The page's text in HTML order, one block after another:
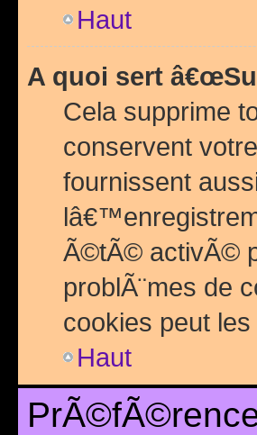
Haut
A quoi sert
Cela supprime
conservent
fournissent
Ã©tÃ© activÃ©
problÃ¨mes de
cookies peut les
Haut